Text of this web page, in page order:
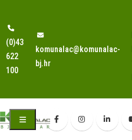
(0)43
622
100
komunalac@komunalac-
bj.hr